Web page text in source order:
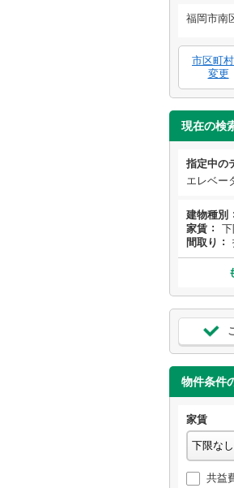
福岡市南
市区町
変更
現在の検
指定中の
エレベー
建物種別
家賃
間取り
物件条件
家賃
共益